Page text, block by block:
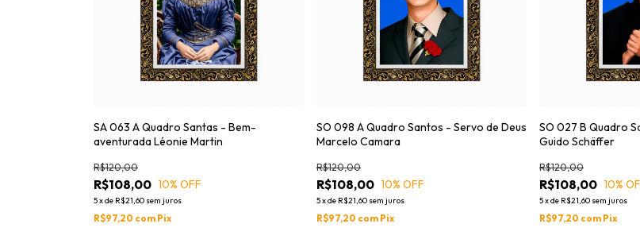
SA 063 A Quadro Santas - Bem-
aventurada Léonie Martin
R$108,00
R$120,00
10% OFF
5xde R$21,60 sem juros
R$97,20 com Pix
SO 098 A Quadro Santos - Servo de Deus
Marcelo Camara
R$108,00
R$120,00
10% OFF
5xde R$21,60 sem juros
R$97,20 com Pix
SO 027 B Quadro
Guido Schäffer
R$108,00
R$120,00
10%
5xde R$21,60 sem juros
R$97,20 com Pix